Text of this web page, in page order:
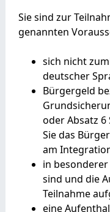
Sie sind zur
genannten
sich nicht
deutscher
Bürgergeld
oder Absatz 6
Sie das
am
in
sind und die
Teilnahme
eine